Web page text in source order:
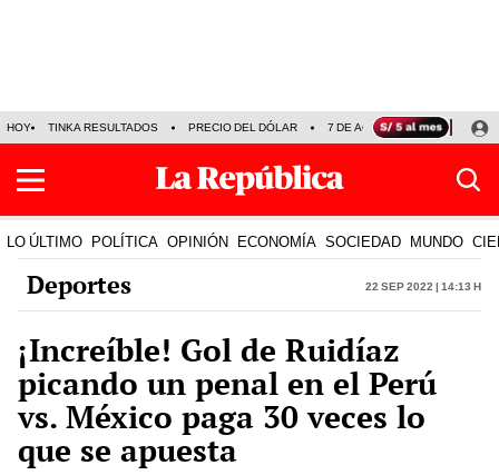
HOY TINKA RESULTADOS PRECIO DEL DÓLAR 7 DE AGOSTO OLLANTA
LO ÚLTIMO POLÍTICA OPINIÓN ECONOMÍA SOCIEDAD MUNDO
Deportes 22 Sep 2022 | 14:13 h
¡Increíble! Gol de Ruidíaz
picando un penal en el Perú
vs. México paga 30 veces lo
que se apuesta